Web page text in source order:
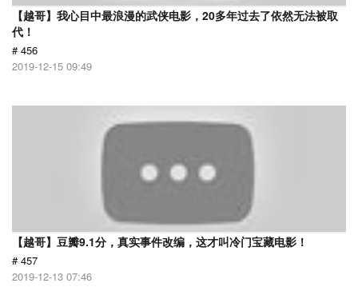
【越哥】我心目中最浪漫的武侠电影，20多年过去了依然无法被取
代！
# 456
2019-12-15 09:49
【越哥】豆瓣9.1分，真实事件改编，这才叫冷门宝藏电影！
# 457
2019-12-13 07:46